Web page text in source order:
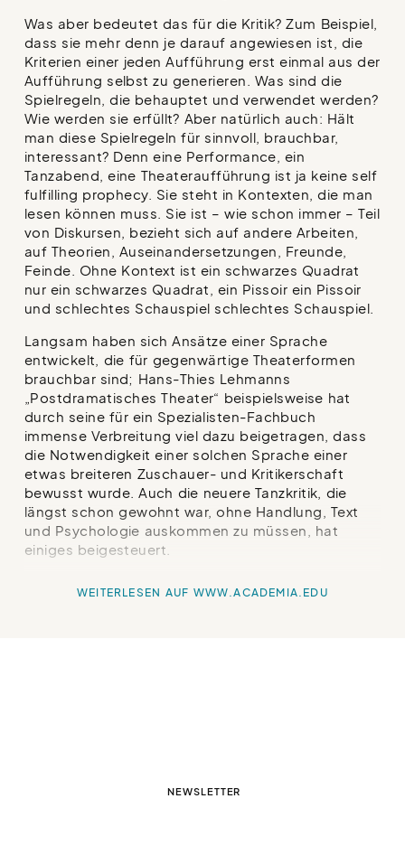
Was aber bedeutet das für die Kritik? Zum Beispiel,
dass sie mehr denn je darauf angewiesen ist, die
Kriterien einer jeden Aufführung erst einmal aus der
Aufführung selbst zu generieren. Was sind die
Spielregeln, die behauptet und verwendet werden?
Wie werden sie erfüllt? Aber natürlich auch: Hält
man diese Spielregeln für sinnvoll, brauchbar,
interessant? Denn eine Performance, ein
Tanzabend, eine Theateraufführung ist ja keine self
fulfilling prophecy. Sie steht in Kontexten, die man
lesen können muss. Sie ist – wie schon immer – Teil
von Diskursen, bezieht sich auf andere Arbeiten,
auf Theorien, Auseinandersetzungen, Freunde,
Feinde. Ohne Kontext ist ein schwarzes Quadrat
nur ein schwarzes Quadrat, ein Pissoir ein Pissoir
und schlechtes Schauspiel schlechtes Schauspiel.
Langsam haben sich Ansätze einer Sprache
entwickelt, die für gegenwärtige Theaterformen
brauchbar sind; Hans-Thies Lehmanns
„Postdramatisches Theater“ beispielsweise hat
durch seine für ein Spezialisten-Fachbuch
immense Verbreitung viel dazu beigetragen, dass
die Notwendigkeit einer solchen Sprache einer
etwas breiteren Zuschauer- und Kritikerschaft
bewusst wurde. Auch die neuere Tanzkritik, die
längst schon gewohnt war, ohne Handlung, Text
und Psychologie auskommen zu müssen, hat
einiges beigesteuert.
WEITERLESEN AUF WWW.ACADEMIA.EDU
NEWSLETTER